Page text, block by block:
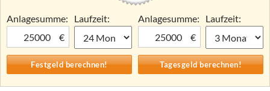
Anlagesumme:
€
Laufzeit:
Anlagesumme:
€
Laufzeit: